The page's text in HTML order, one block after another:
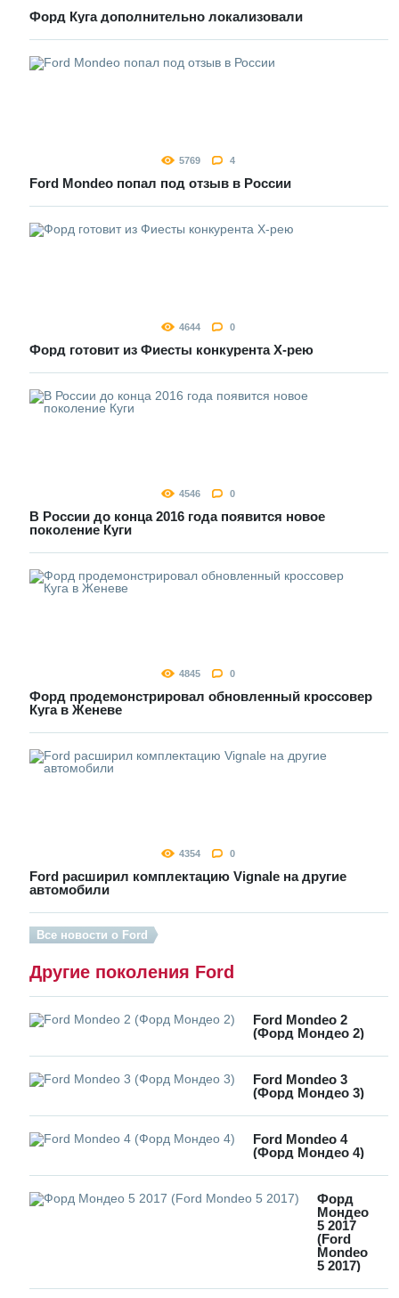
Форд Куга дополнительно локализовали
5769 4
Ford Mondeo попал под отзыв в России
4644 0
Форд готовит из Фиесты конкурента Х-рею
4546 0
В России до конца 2016 года появится новое
поколение Куги
4845 0
Форд продемонстрировал обновленный кроссовер
Куга в Женеве
4354 0
Ford расширил комплектацию Vignale на другие
автомобили
Все новости о Ford
Другие поколения Ford
Ford Mondeo 2
(Форд Мондео 2)
Ford Mondeo 3
(Форд Мондео 3)
Ford Mondeo 4
(Форд Мондео 4)
Форд
Мондео
5 2017
(Ford
Mondeo
5 2017)